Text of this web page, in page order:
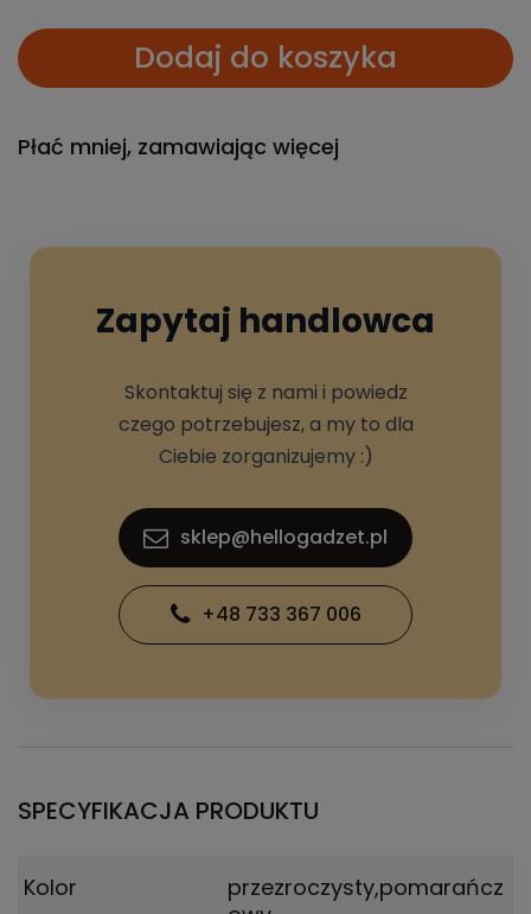
Dodaj do koszyka
Płać mniej, zamawiając więcej
Zapytaj handlowca
Skontaktuj się z nami i powiedz
czego potrzebujesz, a my to dla
Ciebie zorganizujemy :)
sklep@hellogadzet.pl
+48 733 367 006
SPECYFIKACJA PRODUKTU
Kolor
przezroczysty,pomarańcz